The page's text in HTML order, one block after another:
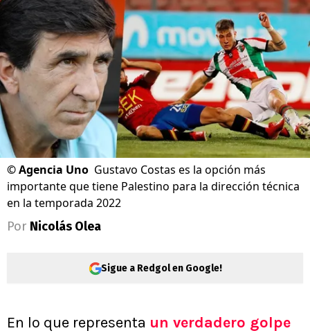
©Agencia Uno Gustavo Costas es la opción más
importante que tiene Palestino para la dirección técnica
en la temporada 2022
Por Nicolás Olea
Sigue a Redgol en Google!
En lo que representa un verdadero golpe